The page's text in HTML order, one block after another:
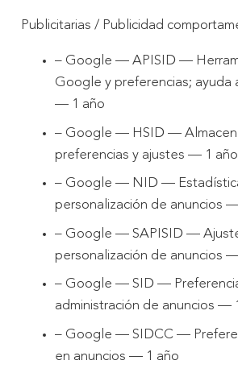
Publicitarias / Publicidad
– Google — APISID —
Google y preferencias; ayuda
— 1 año
– Google — HSID —
preferencias y ajustes — 1 año
– Google — NID —
personalización de anuncios
– Google — SAPISID —
personalización de anuncios
– Google — SID —
administración de anuncios —
– Google — SIDCC —
en anuncios — 1 año